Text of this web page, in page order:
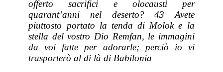
offerto sacrifici e olocausti per
quarant’anni nel deserto? 43 Avete
piuttosto portato la tenda di Molok e la
stella del vostro Dio Remfan, le immagini
da voi fatte per adorarle; perciò io vi
trasporterò al di là di Babilonia